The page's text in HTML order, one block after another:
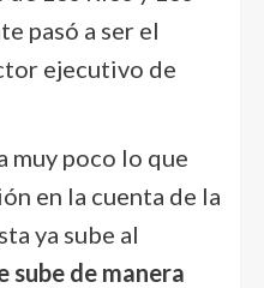
pasó a ser el
ejecutivo de
muy poco lo que
en la cuenta de la
ya sube al
de manera